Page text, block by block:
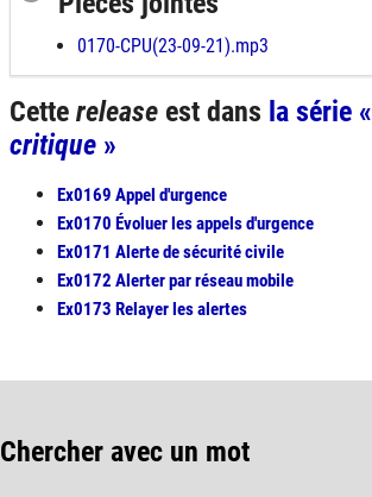
0170-CPU(23-09-21).mp3
Cette release est dans la série «
critique »
Ex0169 Appel d'urgence
Ex0170 Évoluer les appels d'urgence
Ex0171 Alerte de sécurité civile
Ex0172 Alerter par réseau mobile
Ex0173 Relayer les alertes
Chercher avec un mot